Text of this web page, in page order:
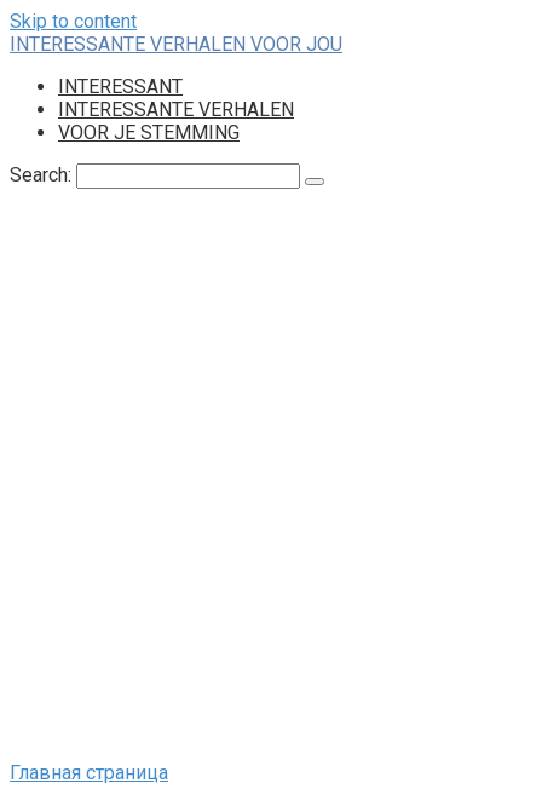
Skip to content
INTERESSANTE VERHALEN VOOR JOU
INTERESSANT
INTERESSANTE VERHALEN
VOOR JE STEMMING
Search:
Главная страница